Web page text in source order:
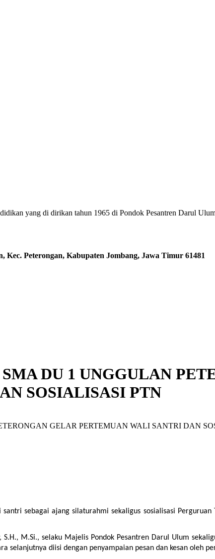
yang di dirikan tahun 1965 di Pondok Pesantren Darul
Kec. Peterongan, Kabupaten Jombang, Jawa Timur 61481
DU 1 UNGGULAN
SOSIALISASI PTN
GELAR PERTEMUAN WALI SANTRI DAN
sebagai ajang silaturahmi sekaligus sosialisasi
M.Si., selaku Majelis Pondok Pesantren Darul Ulum
selanjutnya diisi dengan penyampaian pesan dan kesan oleh